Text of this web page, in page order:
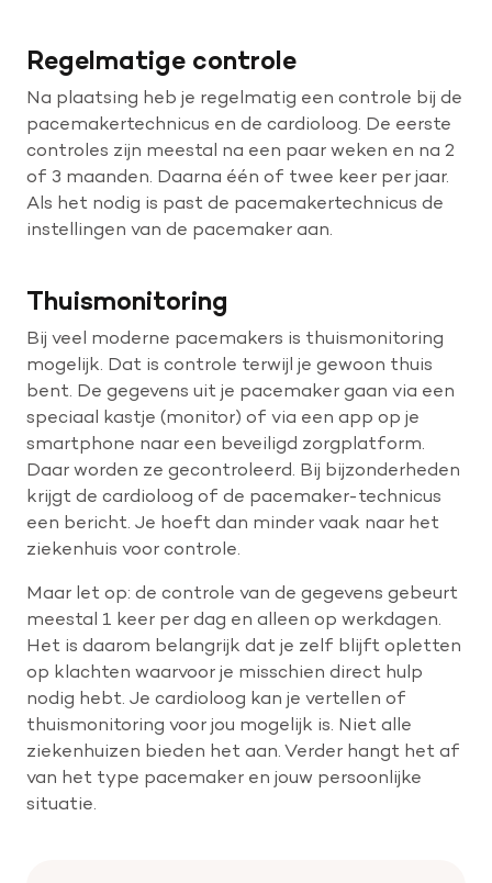
Regelmatige controle
Na plaatsing heb je regelmatig een controle bij de
pacemakertechnicus en de cardioloog. De eerste
controles zijn meestal na een paar weken en na 2
of 3 maanden. Daarna één of twee keer per jaar.
Als het nodig is past de pacemakertechnicus de
instellingen van de pacemaker aan.
Thuismonitoring
Bij veel moderne pacemakers is thuismonitoring
mogelijk. Dat is controle terwijl je gewoon thuis
bent. De gegevens uit je pacemaker gaan via een
speciaal kastje (monitor) of via een app op je
smartphone naar een beveiligd zorgplatform.
Daar worden ze gecontroleerd. Bij bijzonderheden
krijgt de cardioloog of de pacemaker-technicus
een bericht. Je hoeft dan minder vaak naar het
ziekenhuis voor controle.
Maar let op: de controle van de gegevens gebeurt
meestal 1 keer per dag en alleen op werkdagen.
Het is daarom belangrijk dat je zelf blijft opletten
op klachten waarvoor je misschien direct hulp
nodig hebt. Je cardioloog kan je vertellen of
thuismonitoring voor jou mogelijk is. Niet alle
ziekenhuizen bieden het aan. Verder hangt het af
van het type pacemaker en jouw persoonlijke
situatie.